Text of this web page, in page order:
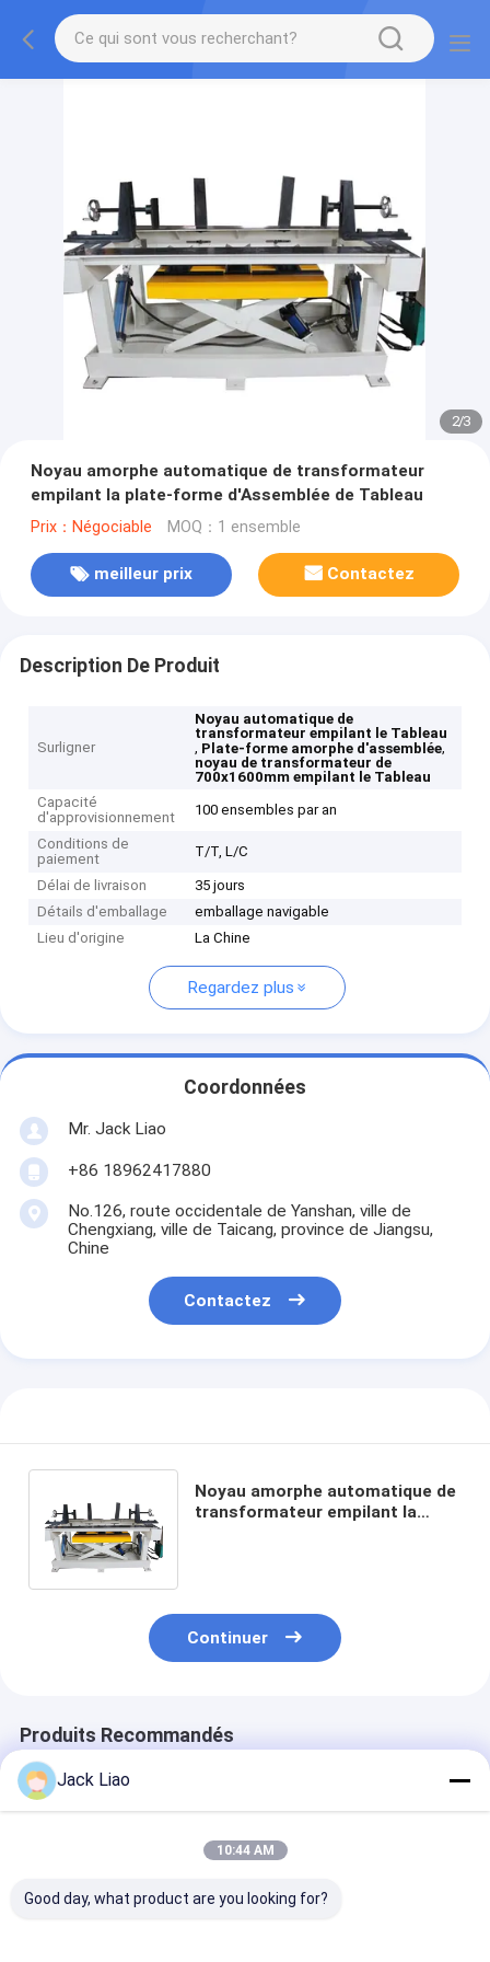
2/3
Noyau amorphe automatique de transformateur
empilant la plate-forme d'Assemblée de Tableau
Prix：Négociable MOQ：1 ensemble
meilleur prix Contactez
Description De Produit
Surligner
Noyau automatique de
transformateur empilant le Tableau
, Plate-forme amorphe d'assemblée,
noyau de transformateur de
700x1600mm empilant le Tableau
Capacité
d'approvisionnement
100 ensembles par an
Conditions de
paiement
T/T, L/C
Délai de livraison
35 jours
Détails d'emballage
emballage navigable
Lieu d'origine
La Chine
Regardez plus
Coordonnées
Mr. Jack Liao
+86 18962417880
No.126, route occidentale de Yanshan, ville de
Chengxiang, ville de Taicang, province de Jiangsu,
Chine
Contactez
Noyau amorphe automatique de
transformateur empilant la
Continuer
Produits Recommandés
Jack Liao
10:44 AM
Good day, what product are you looking for?